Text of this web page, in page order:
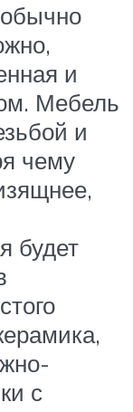
и
Мебель
и
чему
будет
с